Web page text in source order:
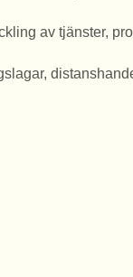
av tjänster,